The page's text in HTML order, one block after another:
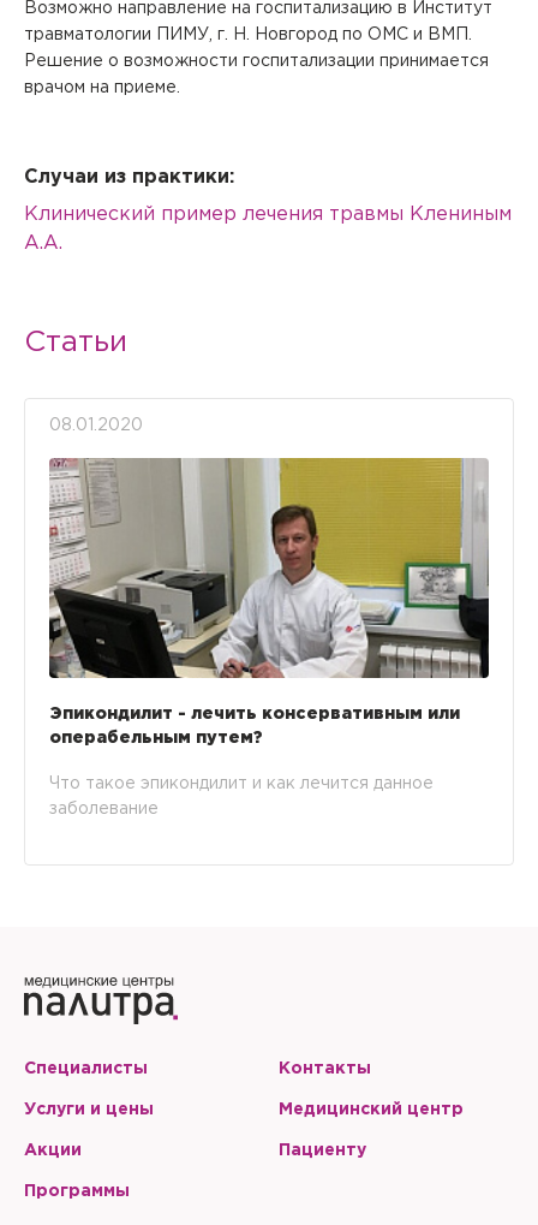
Возможно направление на госпитализацию в Институт
травматологии ПИМУ, г. Н. Новгород по ОМС и ВМП.
Решение о возможности госпитализации принимается
врачом на приеме.
Случаи из практики:
Клинический пример лечения травмы Клениным
А.А.
Статьи
08.01.2020
Эпикондилит - лечить консервативным или
операбельным путем?
Что такое эпикондилит и как лечится данное
заболевание
Специалисты
Услуги и цены
Акции
Программы
Контакты
Медицинский центр
Пациенту